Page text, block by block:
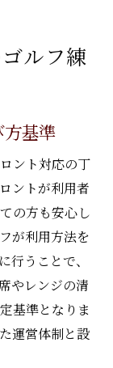
ルフ練
基準
ント対応の丁
ントが利用者
の方も安心し
が利用方法を
行うことで、
やレンジの清
基準となりま
運営体制と設